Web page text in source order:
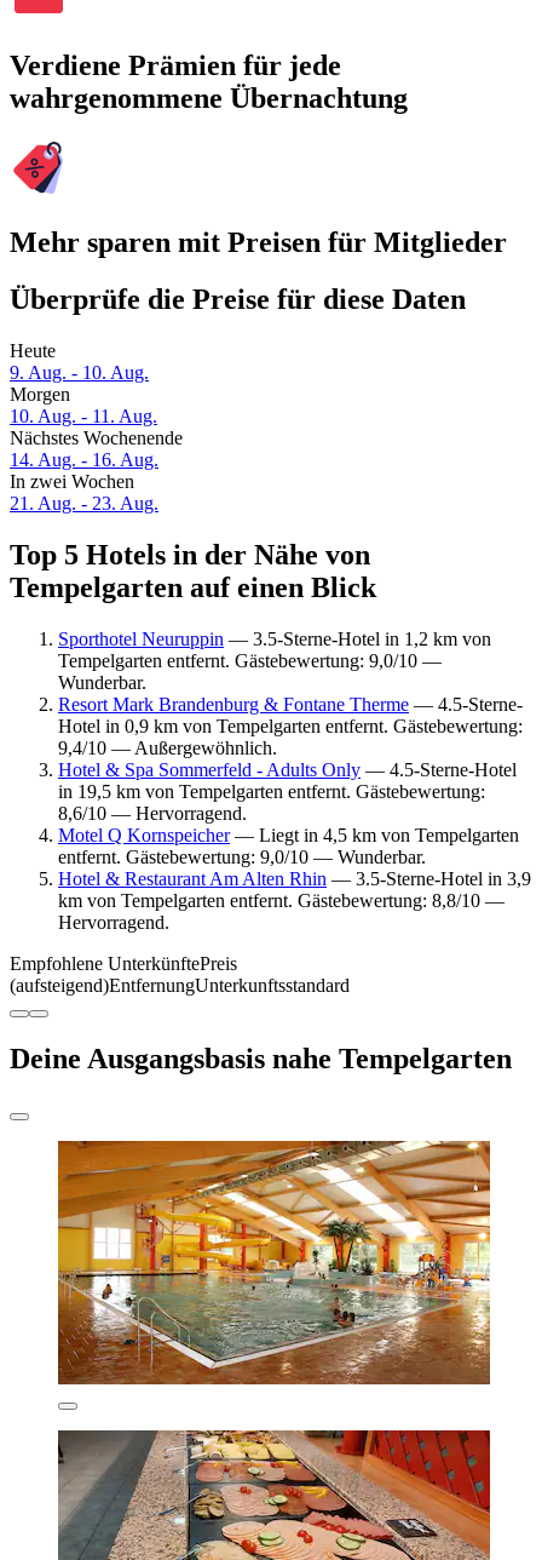
Verdiene Prämien für jede
wahrgenommene Übernachtung
Mehr sparen mit Preisen für Mitglieder
Überprüfe die Preise für diese Daten
Heute
9. Aug. - 10. Aug.
Morgen
10. Aug. - 11. Aug.
Nächstes Wochenende
14. Aug. - 16. Aug.
In zwei Wochen
21. Aug. - 23. Aug.
Top 5 Hotels in der Nähe von
Tempelgarten auf einen Blick
Sporthotel Neuruppin — 3.5-Sterne-Hotel in 1,2 km von
Tempelgarten entfernt. Gästebewertung: 9,0/10 —
Wunderbar.
Resort Mark Brandenburg & Fontane Therme — 4.5-Sterne-
Hotel in 0,9 km von Tempelgarten entfernt. Gästebewertung:
9,4/10 — Außergewöhnlich.
Hotel & Spa Sommerfeld - Adults Only — 4.5-Sterne-Hotel
in 19,5 km von Tempelgarten entfernt. Gästebewertung:
8,6/10 — Hervorragend.
Motel Q Kornspeicher— Liegt in 4,5 km von Tempelgarten
entfernt. Gästebewertung: 9,0/10 — Wunderbar.
Hotel & Restaurant Am Alten Rhin — 3.5-Sterne-Hotel in 3,9
km von Tempelgarten entfernt. Gästebewertung: 8,8/10 —
Hervorragend.
Empfohlene UnterkünftePreis
(aufsteigend)EntfernungUnterkunftsstandard
Deine Ausgangsbasis nahe Tempelgarten